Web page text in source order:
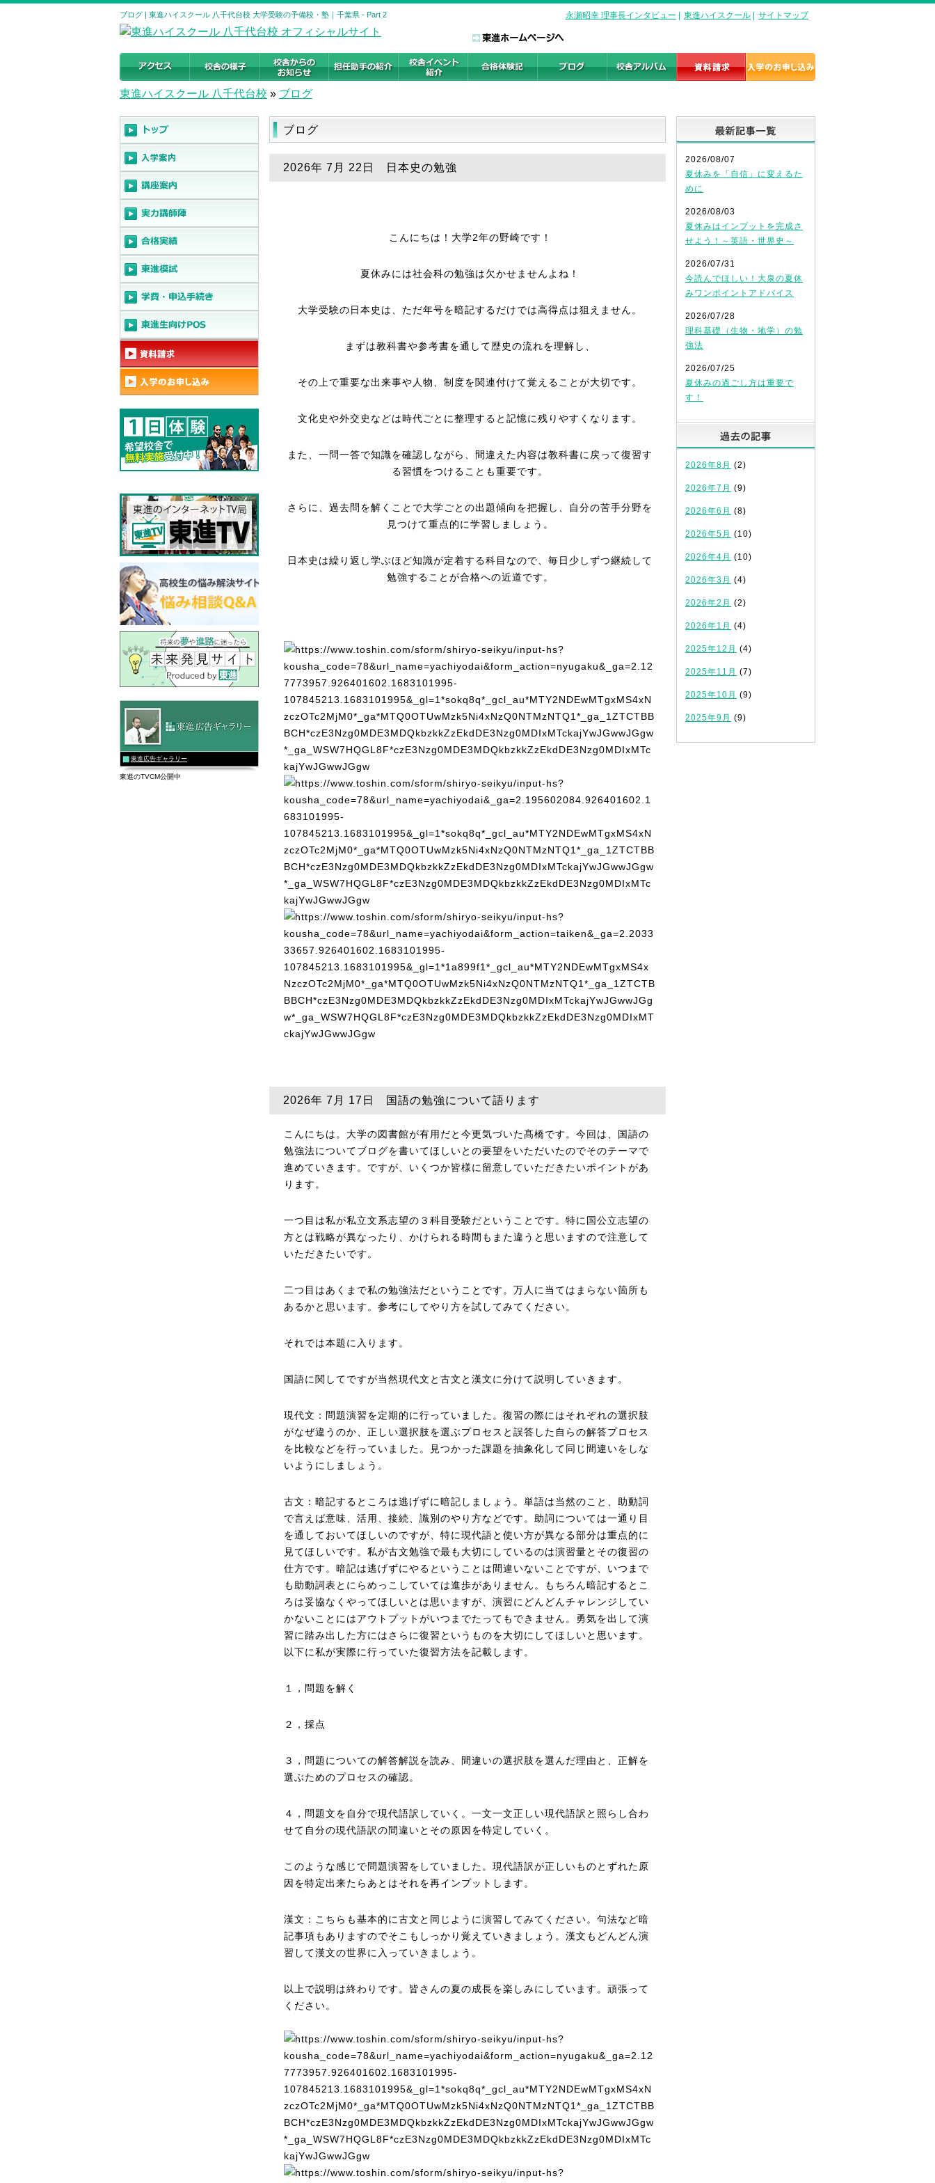
ブログ | 東進ハイスクール 八千代台校 大学受験の予備校・塾｜千葉県 - Part 2 永瀬昭幸 理事長インタビュー 東進ハイスクール サイトマップ
東進ハイスクール 八千代台校 » ブログ
ブログ
2026年 7月 22日 日本史の勉強
こんにちは！大学2年の野崎です！
夏休みには社会科の勉強は欠かせませんよね！
大学受験の日本史は、ただ年号を暗記するだけでは高得点は狙えません。
まずは教科書や参考書を通して歴史の流れを理解し、
その上で重要な出来事や人物、制度を関連付けて覚えることが大切です。
文化史や外交史などは時代ごとに整理すると記憶に残りやすくなります。
また、一問一答で知識を確認しながら、間違えた内容は教科書に戻って復習す
る習慣をつけることも重要です。
さらに、過去問を解くことで大学ごとの出題傾向を把握し、自分の苦手分野を
見つけて重点的に学習しましょう。
日本史は繰り返し学ぶほど知識が定着する科目なので、毎日少しずつ継続して
勉強することが合格への近道です。
2026年 7月 17日 国語の勉強について語ります
こんにちは。大学の図書館が有用だと今更気づいた髙橋です。今回は、国語の
勉強法についてブログを書いてほしいとの要望をいただいたのでそのテーマで
進めていきます。ですが、いくつか皆様に留意していただきたいポイントがあ
ります。
一つ目は私が私立文系志望の３科目受験だということです。特に国公立志望の
方とは戦略が異なったり、かけられる時間もまた違うと思いますので注意して
いただきたいです。
二つ目はあくまで私の勉強法だということです。万人に当てはまらない箇所も
あるかと思います。参考にしてやり方を試してみてください。
それでは本題に入ります。
国語に関してですが当然現代文と古文と漢文に分けて説明していきます。
現代文：問題演習を定期的に行っていました。復習の際にはそれぞれの選択肢
がなぜ違うのか、正しい選択肢を選ぶプロセスと誤答した自らの解答プロセス
を比較などを行っていました。見つかった課題を抽象化して同じ間違いをしな
いようにしましょう。
古文：暗記するところは逃げずに暗記しましょう。単語は当然のこと、助動詞
で言えば意味、活用、接続、識別のやり方などです。助詞については一通り目
を通しておいてほしいのですが、特に現代語と使い方が異なる部分は重点的に
見てほしいです。私が古文勉強で最も大切にしているのは演習量とその復習の
仕方です。暗記は逃げずにやるということは間違いないことですが、いつまで
も助動詞表とにらめっこしていては進歩がありません。もちろん暗記するとこ
ろは妥協なくやってほしいとは思いますが、演習にどんどんチャレンジしてい
かないことにはアウトプットがいつまでたってもできません。勇気を出して演
習に踏み出した方にはさらに復習というものを大切にしてほしいと思います。
以下に私が実際に行っていた復習方法を記載します。
１，問題を解く
２，採点
３，問題についての解答解説を読み、間違いの選択肢を選んだ理由と、正解を
選ぶためのプロセスの確認。
４，問題文を自分で現代語訳していく。一文一文正しい現代語訳と照らし合わ
せて自分の現代語訳の間違いとその原因を特定していく。
このような感じで問題演習をしていました。現代語訳が正しいものとずれた原
因を特定出来たらあとはそれを再インプットします。
漢文：こちらも基本的に古文と同じように演習してみてください。句法など暗
記事項もありますのでそこもしっかり覚えていきましょう。漢文もどんどん演
習して漢文の世界に入っていきましょう。
以上で説明は終わりです。皆さんの夏の成長を楽しみにしています。頑張って
ください。
2026/08/07
夏休みを「自信」に変えるた
めに
2026/08/03
夏休みはインプットを完成さ
せよう！～英語・世界史～
2026/07/31
今読んでほしい！大泉の夏休
みワンポイントアドバイス
2026/07/28
理科基礎（生物・地学）の勉
強法
2026/07/25
夏休みの過ごし方は重要で
す！
2026年8月 (2)
2026年7月 (9)
2026年6月 (8)
2026年5月 (10)
2026年4月 (10)
2026年3月 (4)
2026年2月 (2)
2026年1月 (4)
2025年12月 (4)
2025年11月 (7)
2025年10月 (9)
2025年9月 (9)
東進広告ギャラリー
東進のTVCM公開中